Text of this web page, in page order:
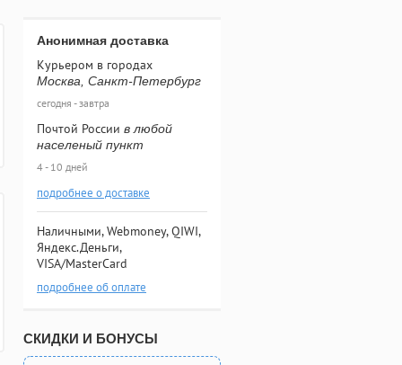
Анонимная доставка
Курьером в городах
Москва, Санкт-Петербург
сегодня - завтра
Почтой России в любой
населеный пункт
4 - 10 дней
подробнее о доставке
Наличными, Webmoney, QIWI,
Яндекс.Деньги,
VISA/MasterCard
подробнее об оплате
СКИДКИ И БОНУСЫ